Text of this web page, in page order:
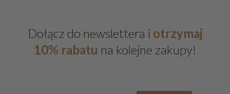
Dołącz do newslettera i otrzymaj
10% rabatu na kolejne zakupy!